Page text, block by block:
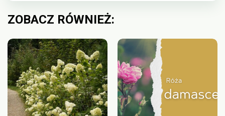
ZOBACZ RÓWNIEŻ: